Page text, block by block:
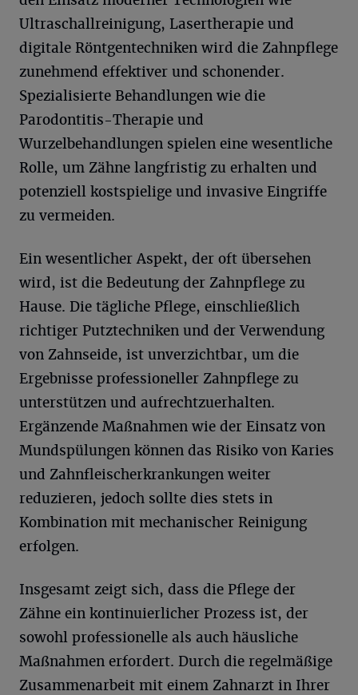
Ultraschallreinigung, Lasertherapie und
digitale Röntgentechniken wird die Zahnpflege
zunehmend effektiver und schonender.
Spezialisierte Behandlungen wie die
Parodontitis-Therapie und
Wurzelbehandlungen spielen eine wesentliche
Rolle, um Zähne langfristig zu erhalten und
potenziell kostspielige und invasive Eingriffe
zu vermeiden.
Ein wesentlicher Aspekt, der oft übersehen
wird, ist die Bedeutung der Zahnpflege zu
Hause. Die tägliche Pflege, einschließlich
richtiger Putztechniken und der Verwendung
von Zahnseide, ist unverzichtbar, um die
Ergebnisse professioneller Zahnpflege zu
unterstützen und aufrechtzuerhalten.
Ergänzende Maßnahmen wie der Einsatz von
Mundspülungen können das Risiko von Karies
und Zahnfleischerkrankungen weiter
reduzieren, jedoch sollte dies stets in
Kombination mit mechanischer Reinigung
erfolgen.
Insgesamt zeigt sich, dass die Pflege der
Zähne ein kontinuierlicher Prozess ist, der
sowohl professionelle als auch häusliche
Maßnahmen erfordert. Durch die regelmäßige
Zusammenarbeit mit einem Zahnarzt in Ihrer